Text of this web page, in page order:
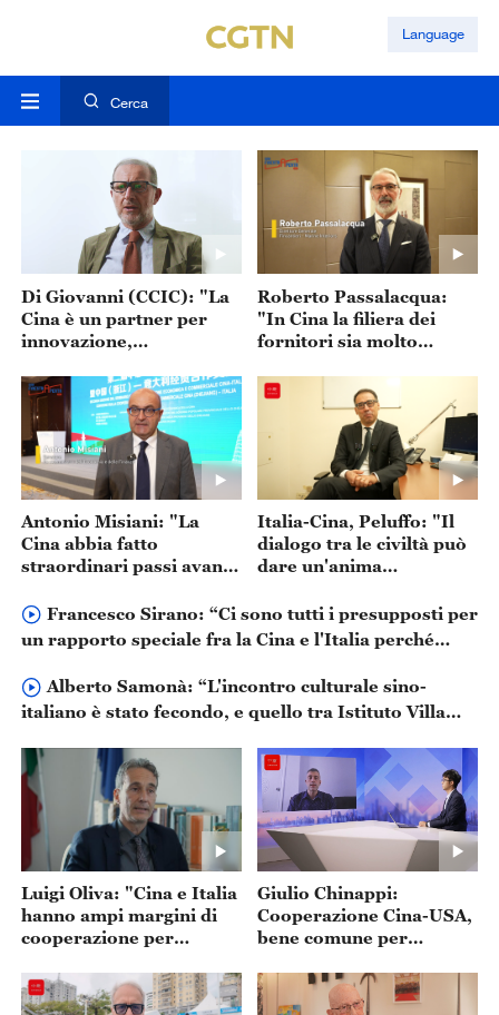
Language
Cerca
Di Giovanni (CCIC): "La
Cina è un partner per
innovazione,
industriale e crescita
globale"
Roberto Passalacqua:
"In Cina la filiera dei
fornitori sia molto
tecnologico"
Antonio Misiani: "La
Cina abbia fatto
straordinari passi avanti
artificiale"
Italia-Cina, Peluffo: "Il
dialogo tra le civiltà può
dare un'anima
dell'intelligenza
artificiale"
Francesco Sirano: “Ci sono tutti i presupposti per
un rapporto speciale fra la Cina e l'Italia perché
Alberto Samonà: “L'incontro culturale sino-
italiano è stato fecondo, e quello tra Istituto Villa
direzione”
Luigi Oliva: "Cina e Italia
hanno ampi margini di
cooperazione per
competenze"
Giulio Chinappi:
Cooperazione Cina-USA,
bene comune per